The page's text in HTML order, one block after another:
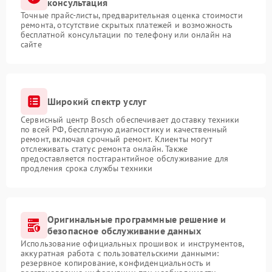
консультация
Точные прайс-листы, предварительная оценка стоимости
ремонта, отсутствие скрытых платежей и возможность
бесплатной консультации по телефону или онлайн на
сайте
Широкий спектр услуг
Сервисный центр Bosch обеспечивает доставку техники
по всей РФ, бесплатную диагностику и качественный
ремонт, включая срочный ремонт. Клиенты могут
отслеживать статус ремонта онлайн. Также
предоставляется постгарантийное обслуживание для
продления срока службы техники
Оригинальные программные решение и
безопасное обслуживание данных
Использование официальных прошивок и инструментов,
аккуратная работа с пользовательскими данными:
резервное копирование, конфиденциальность и